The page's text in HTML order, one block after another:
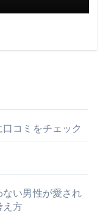
コミをチェック
ない男性が愛され
え方